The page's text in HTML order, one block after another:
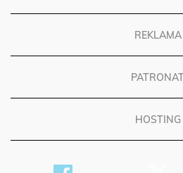
REKLAMA
HOSTING